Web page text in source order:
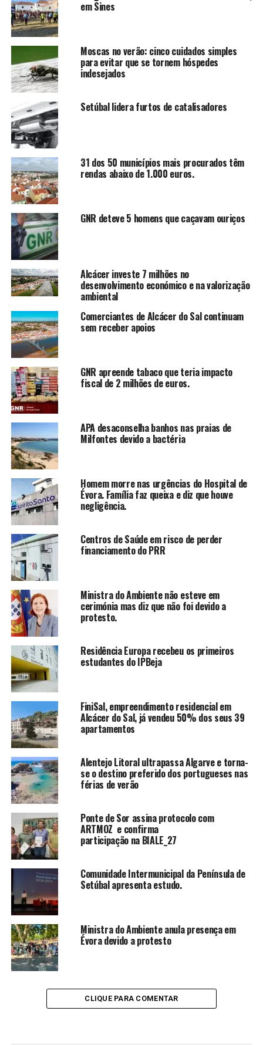
em Sines
Moscas no verão: cinco cuidados simples
para evitar que se tornem hóspedes
indesejados
Setúbal lidera furtos de catalisadores
31 dos 50 municípios mais procurados têm
rendas abaixo de 1.000 euros.
GNR deteve 5 homens que caçavam ouriços
Alcácer investe 7 milhões no
desenvolvimento económico e na valorização
ambiental
Comerciantes de Alcácer do Sal continuam
sem receber apoios
GNR apreende tabaco que teria impacto
fiscal de 2 milhões de euros.
APA desaconselha banhos nas praias de
Milfontes devido a bactéria
Homem morre nas urgências do Hospital de
Évora. Família faz queixa e diz que houve
negligência.
Centros de Saúde em risco de perder
financiamento do PRR
Ministra do Ambiente não esteve em
cerimónia mas diz que não foi devido a
protesto.
Residência Europa recebeu os primeiros
estudantes do IPBeja
FiniSal, empreendimento residencial em
Alcácer do Sal, já vendeu 50% dos seus 39
apartamentos
Alentejo Litoral ultrapassa Algarve e torna-
se o destino preferido dos portugueses nas
férias de verão
Ponte de Sor assina protocolo com
ARTMOZ e confirma
participação na BIALE_27
Comunidade Intermunicipal da Península de
Setúbal apresenta estudo.
Ministra do Ambiente anula presença em
Évora devido a protesto
CLIQUE PARA COMENTAR